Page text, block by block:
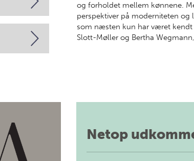
og forholdet mellem kønnene.
perspektiver på moderniteten
som næsten kun har været kendt
Slott-Møller og Bertha
Netop